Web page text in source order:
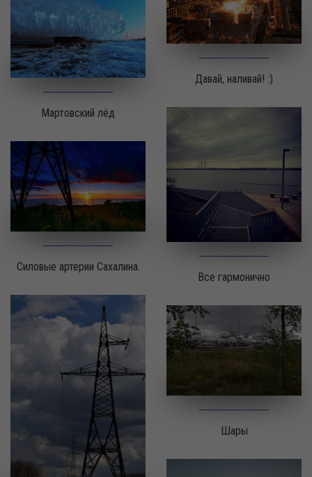
Давай, наливай! :)
Мартовский лёд
Все гармонично
Силовые артерии Сахалина.
Шары